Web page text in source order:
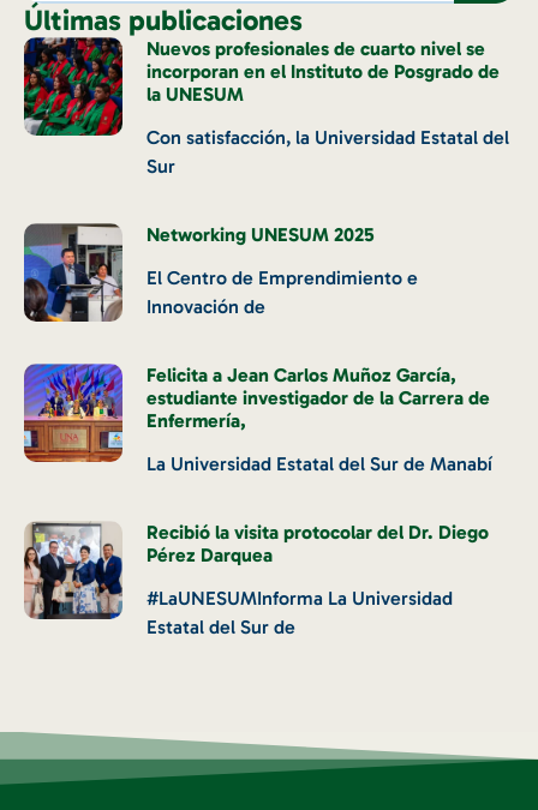
Últimas publicaciones
Nuevos profesionales de cuarto nivel se
incorporan en el Instituto de Posgrado de
la UNESUM
Con satisfacción, la Universidad Estatal del
Sur
Networking UNESUM 2025
El Centro de Emprendimiento e
Innovación de
Felicita a Jean Carlos Muñoz García,
estudiante investigador de la Carrera de
Enfermería,
La Universidad Estatal del Sur de Manabí
Recibió la visita protocolar del Dr. Diego
Pérez Darquea
#LaUNESUMInforma La Universidad
Estatal del Sur de